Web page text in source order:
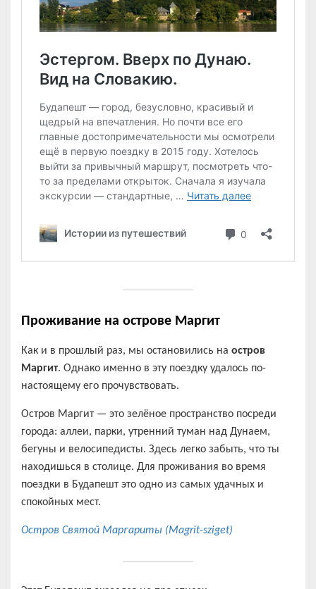
Проживание на острове Маргит
Как и в прошлый раз, мы остановились на остров
Маргит. Однако именно в эту поездку удалось по-
настоящему его прочувствовать.
Остров Маргит — это зелёное пространство посреди
города: аллеи, парки, утренний туман над Дунаем,
бегуны и велосипедисты. Здесь легко забыть, что ты
находишься в столице. Для проживания во время
поездки в Будапешт это одно из самых удачных и
спокойных мест.
Остров Святой Маргариты (Magrit-sziget)